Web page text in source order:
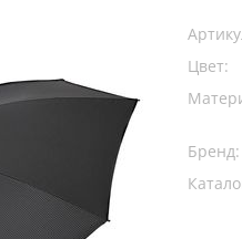
Цвет:
Бренд: